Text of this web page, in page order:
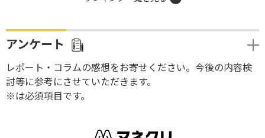
アンケート
レポート・コラムの感想をお寄せください。今後の内容検
討等に参考にさせていただきます。
※は必須項目です。